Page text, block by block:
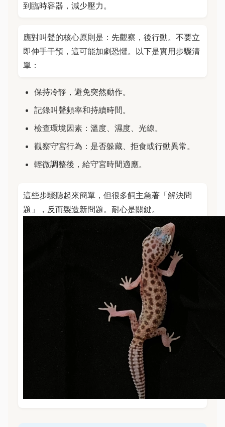
到臨時容器，減少壓力。
應對叫聲的核心原則是：先觀察，後行動。不要立
即伸手干預，這可能加劇恐懼。以下是實用步驟清
單：
保持冷靜，避免突然動作。
記錄叫聲頻率和持續時間。
檢查環境因素：溫度、濕度、光線。
觀察守宮行為：是否躲藏、拒食或行動異常。
輕微調整後，給守宮時間適應。
這些步驟聽起來簡單，但很多飼主急著「解決問
題」，反而製造新問題。耐心是關鍵。